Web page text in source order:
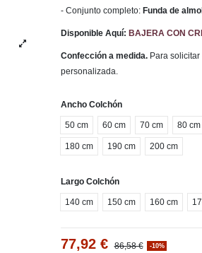
- Conjunto completo: Funda de
Disponible Aquí: BAJERA CON
Confección a medida. Para
personalizada.
Ancho Colchón
50 cm 60 cm 70 cm 80 cm
180 cm 190 cm 200 cm
Largo Colchón
140 cm 150 cm 160 cm
77,92 € 86,58 € -10%